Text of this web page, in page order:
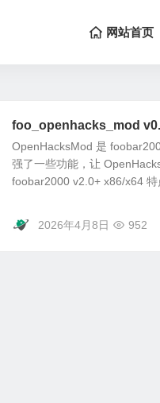
网站首页
foo_openhacks_mod
OpenHacksMod 是
强了一些功能，让
foobar2000 v2.0+ x86/x64 特
2026年4月8日 952